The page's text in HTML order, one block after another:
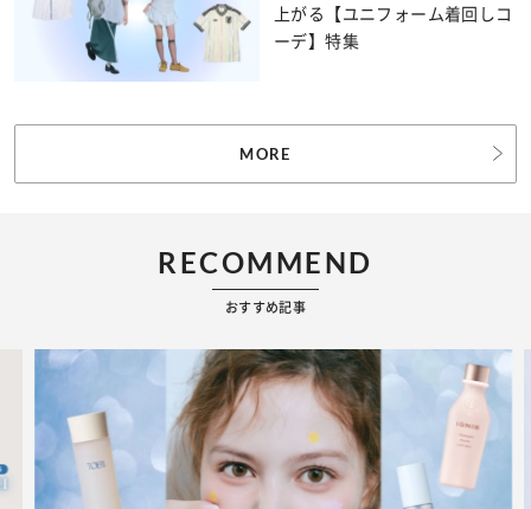
上がる【ユニフォーム着回しコ
ーデ】特集
MORE
RECOMMEND
おすすめ記事